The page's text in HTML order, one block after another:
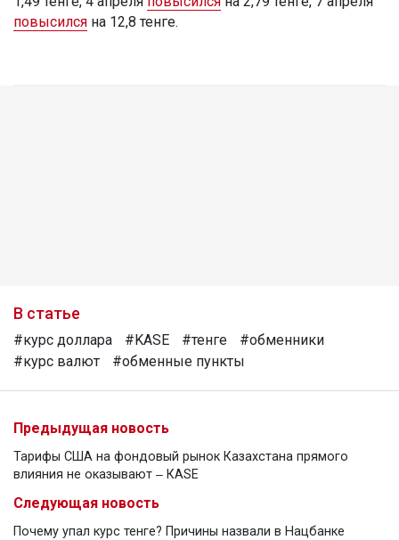
повысился на 12,8 тенге.
В статье
#курс доллара #KASE #тенге
#обменники
#курс валют
#обменные пункты
Предыдущая новость
Тарифы США на фондовый рынок Казахстана прямого
влияния не оказывают ‒ КАSE
Следующая новость
Почему упал курс тенге? Причины назвали в Нацбанке